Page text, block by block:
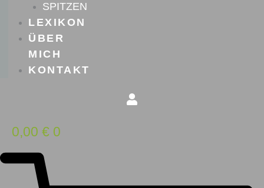
SPITZEN
LEXIKON
ÜBER
MICH
KONTAKT
0,00 € 0